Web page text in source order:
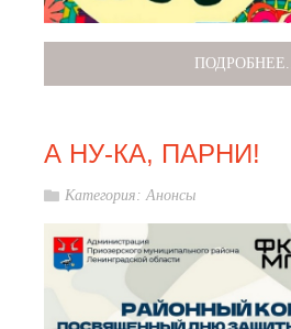
ПОДРОБНЕЕ...
А НУ-КА, ПАРНИ!
Категория: Анонсы